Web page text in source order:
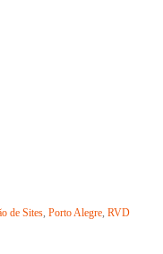
de Sites, Porto Alegre, RVD